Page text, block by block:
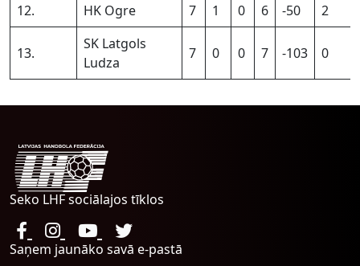
12.
HK Ogre 7 1 0 6 -50 2
13.
SK Latgols
Ludza
7 0 0 7 -103 0
Seko LHF sociālajos tīklos
Saņem jaunāko savā e-pastā